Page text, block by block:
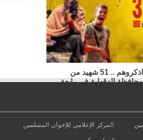
اذكروهم .. 51 شهيد من
محافظة الدقهلية في رابعة
المركز الإعلامي للإخوان المسلمين